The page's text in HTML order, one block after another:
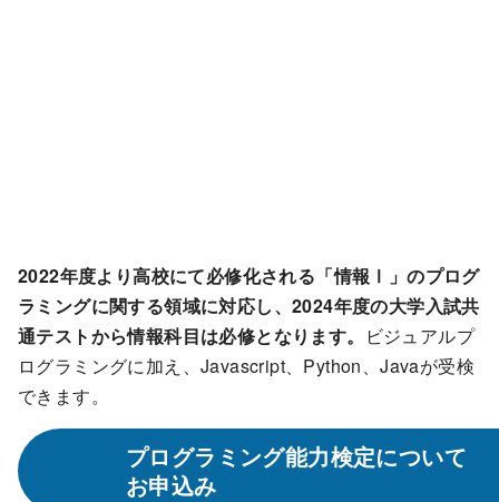
2022年度より高校にて必修化される「情報Ⅰ」のプログ
ラミングに関する領域に対応し、2024年度の大学入試共
通テストから情報科目は必修となります。
ビジュアルプ
ログラミングに加え、Javascript、Python、Javaが受検
できます。
プログラミング能力検定について
お申込み